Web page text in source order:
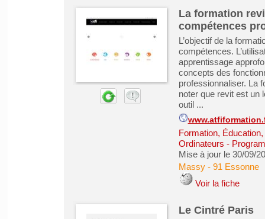
La formation
compétences
L’objectif de la
compétences.
apprentissage
concepts des
professionnaliser. La
noter que revit est un
outil ...
Formation,
Ordinateurs -
Mise à jour le 30/09/
Massy- 91 Essonne
Voir la fiche
Le Cintré Paris